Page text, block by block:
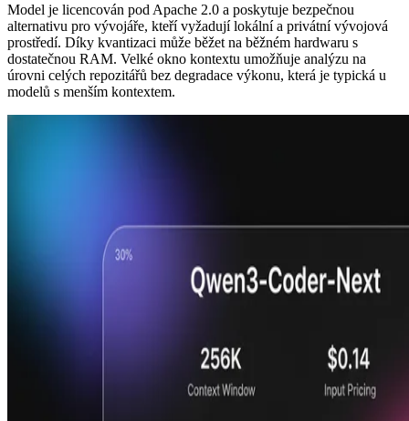
Model je licencován pod Apache 2.0 a poskytuje bezpečnou
alternativu pro vývojáře, kteří vyžadují lokální a privátní vývojová
prostředí. Díky kvantizaci může běžet na běžném hardwaru s
dostatečnou RAM. Velké okno kontextu umožňuje analýzu na
úrovni celých repozitářů bez degradace výkonu, která je typická u
modelů s menším kontextem.